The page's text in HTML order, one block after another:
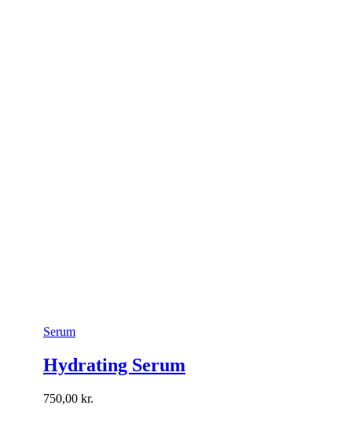
Serum
Hydrating Serum
750,00 kr.